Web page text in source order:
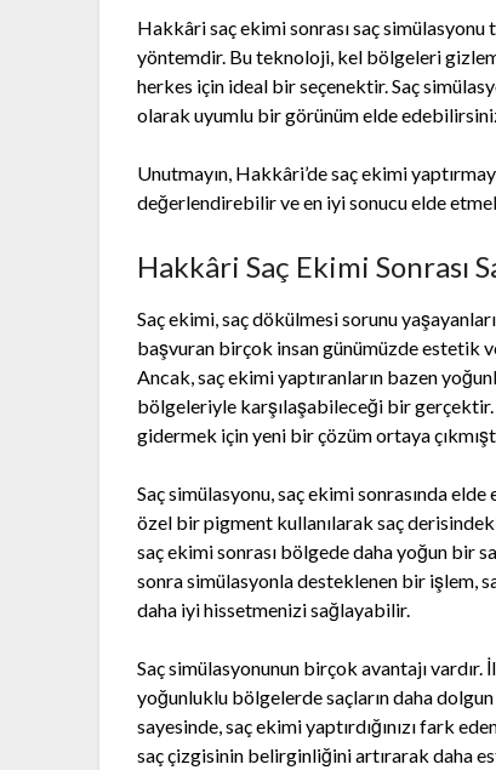
Hakkâri saç ekimi sonrası saç
yöntemdir. Bu teknoloji, kel bölgeleri
herkes için ideal bir seçenektir. Saç
olarak uyumlu bir görünüm elde
Unutmayın, Hakkâri’de saç ekimi
değerlendirebilir ve en iyi sonucu elde
Hakkâri Saç Ekimi Sonrası
Saç ekimi, saç dökülmesi sorunu
başvuran birçok insan günümüzde estetik
Ancak, saç ekimi yaptıranların bazen
bölgeleriyle karşılaşabileceği bir
gidermek için yeni bir çözüm ortaya
Saç simülasyonu, saç ekimi sonrasında
özel bir pigment kullanılarak saç
saç ekimi sonrası bölgede daha yoğun bir
sonra simülasyonla desteklenen bir işlem,
daha iyi hissetmenizi sağlayabilir.
Saç simülasyonunun birçok avantajı
yoğunluklu bölgelerde saçların daha
sayesinde, saç ekimi yaptırdığınızı fark
saç çizgisinin belirginliğini artırarak daha